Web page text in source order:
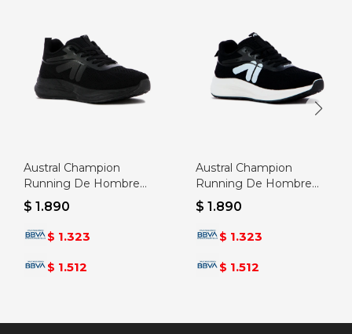
Austral Champion
Running De Hombre
Barcelona -
Negro/negro - Negro-
negro
$ 1.890
$ 1.323
$ 1.512
Austral Champion
Running De Hombre
Barcelona -
Negro/blanco - Negro-
blanco
$ 1.890
$ 1.323
$ 1.512